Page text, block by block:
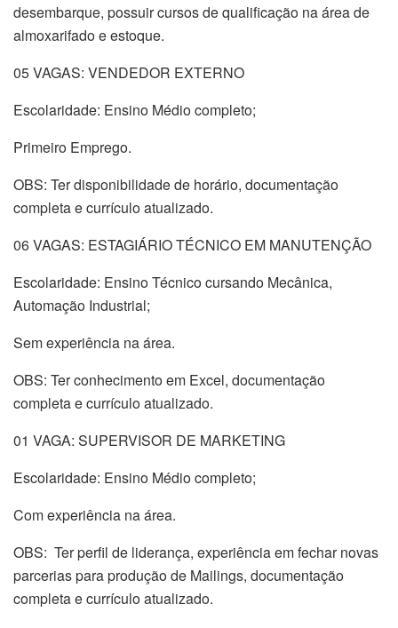
desembarque, possuir cursos de qualificação na área de
almoxarifado e estoque.
05 VAGAS: VENDEDOR EXTERNO
Escolaridade: Ensino Médio completo;
Primeiro Emprego.
OBS: Ter disponibilidade de horário, documentação
completa e currículo atualizado.
06 VAGAS: ESTAGIÁRIO TÉCNICO EM MANUTENÇÃO
Escolaridade: Ensino Técnico cursando Mecânica,
Automação Industrial;
Sem experiência na área.
OBS: Ter conhecimento em Excel, documentação
completa e currículo atualizado.
01 VAGA: SUPERVISOR DE MARKETING
Escolaridade: Ensino Médio completo;
Com experiência na área.
OBS: Ter perfil de liderança, experiência em fechar novas
parcerias para produção de Mailings, documentação
completa e currículo atualizado.